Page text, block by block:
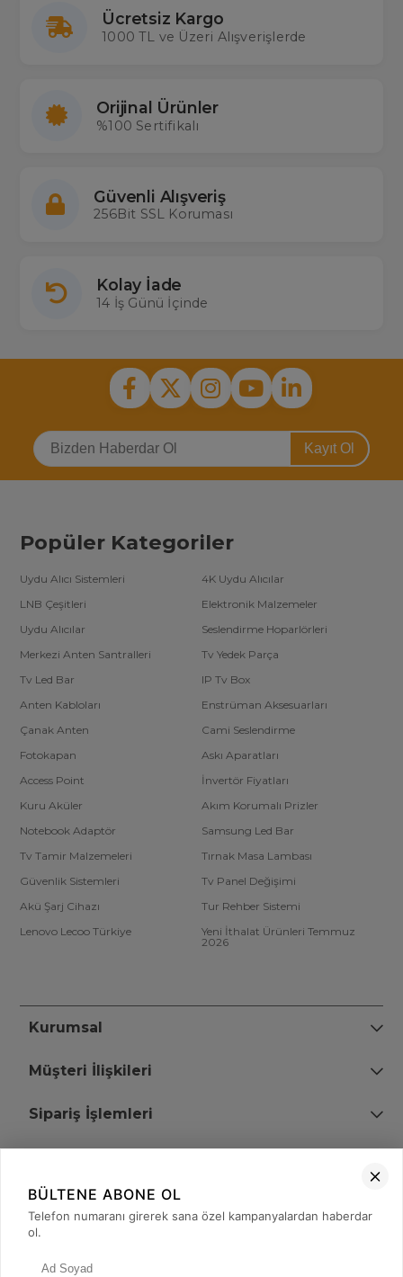
Ücretsiz Kargo
1000 TL ve Üzeri Alışverişlerde
Orijinal Ürünler
%100 Sertifikalı
Güvenli Alışveriş
256Bit SSL Koruması
Kolay İade
14 İş Günü İçinde
Kayıt Ol
Popüler Kategoriler
Uydu Alıcı Sistemleri
4K Uydu Alıcılar
LNB Çeşitleri
Elektronik Malzemeler
Uydu Alıcılar
Seslendirme Hoparlörleri
Merkezi Anten Santralleri
Tv Yedek Parça
Tv Led Bar
IP Tv Box
Anten Kabloları
Enstrüman Aksesuarları
Çanak Anten
Cami Seslendirme
Fotokapan
Askı Aparatları
Access Point
İnvertör Fiyatları
Kuru Aküler
Akım Korumalı Prizler
Notebook Adaptör
Samsung Led Bar
Tv Tamir Malzemeleri
Tırnak Masa Lambası
Güvenlik Sistemleri
Tv Panel Değişimi
Akü Şarj Cihazı
Tur Rehber Sistemi
Lenovo Lecoo Türkiye
Yeni İthalat Ürünleri Temmuz
2026
Kurumsal
Müşteri İlişkileri
Sipariş İşlemleri
+90 (850) 473 08 08
BÜLTENE ABONE OL
Telefon numaranı girerek sana özel kampanyalardan haberdar
ol.